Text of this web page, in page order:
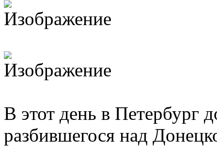
В этот день в Петербург
разбившегося над